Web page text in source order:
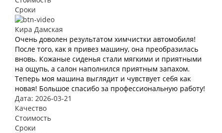
Сроки
Кира Дамская
Очень доволен результатом химчистки автомобиля!
После того, как я привез машину, она преобразилась
вновь. Кожаные сиденья стали мягкими и приятными
на ощупь, а салон наполнился приятным запахом.
Теперь моя машина выглядит и чувствует себя как
новая! Большое спасибо за профессиональную работу!
Дата: 2026-03-21
Качество
Стоимость
Сроки